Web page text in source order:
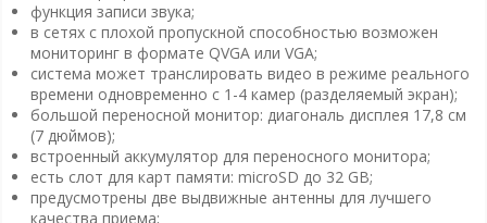
функция записи звука;
в сетях с плохой пропускной способностью возможен
мониторинг в формате QVGA или VGA;
система может транслировать видео в режиме реального
времени одновременно с 1-4 камер (разделяемый экран);
большой переносной монитор: диагональ дисплея 17,8 см
(7 дюймов);
встроенный аккумулятор для переносного монитора;
есть слот для карт памяти: microSD до 32 GB;
предусмотрены две выдвижные антенны для лучшего
качества приема;